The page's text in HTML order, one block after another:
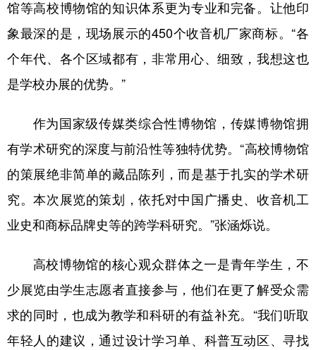
馆等高校博物馆的知识体系更为专业和完备。让他印
象最深的是，现场展示的450个收音机厂家商标。“各
个年代、各个区域都有，非常用心、细致，我想这也
是学校办展的优势。”
作为国家级传媒类综合性博物馆，传媒博物馆拥
有学术研究的深度与前沿性等独特优势。“高校博物馆
的策展绝非简单的藏品陈列，而是基于扎实的学术研
究。本次展览的策划，依托对中国广播史、收音机工
业史和商标品牌史等的跨学科研究。”张涵烁说。
高校博物馆的核心观众群体之一是青年学生，不
少展览由学生志愿者直接参与，他们在更了解受众需
求的同时，也成为教学和科研的有益补充。“我们听取
年轻人的建议，通过设计学习单、科普互动区、寻找